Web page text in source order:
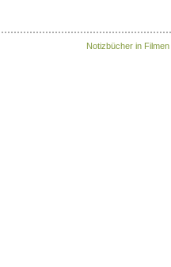
Notizbücher in Filmen